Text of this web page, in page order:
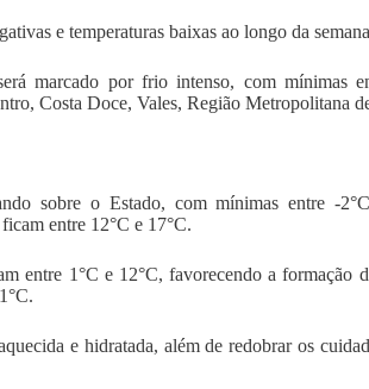
e temperaturas baixas ao longo da
marcado por frio intenso, com mínimas
Costa Doce, Vales, Região Metropolitana
sobre o Estado, com mínimas entre -
entre 12°C e 17°C.
entre 1°C e 12°C, favorecendo a formação
e hidratada, além de redobrar os